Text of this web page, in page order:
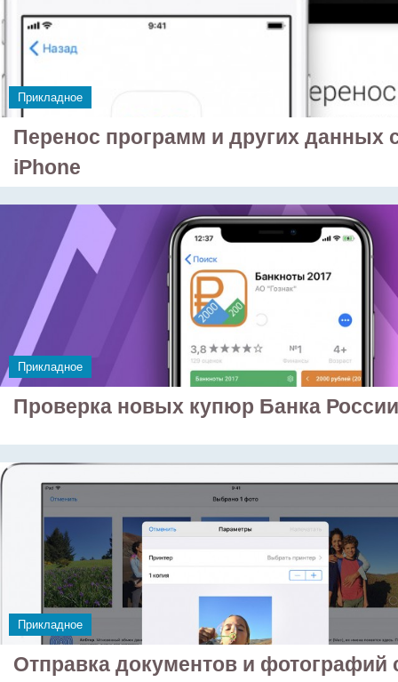
Прикладное
Перенос программ и других данных
iPhone
Прикладное
Проверка новых купюр Банка
Прикладное
Отправка документов и фотографий